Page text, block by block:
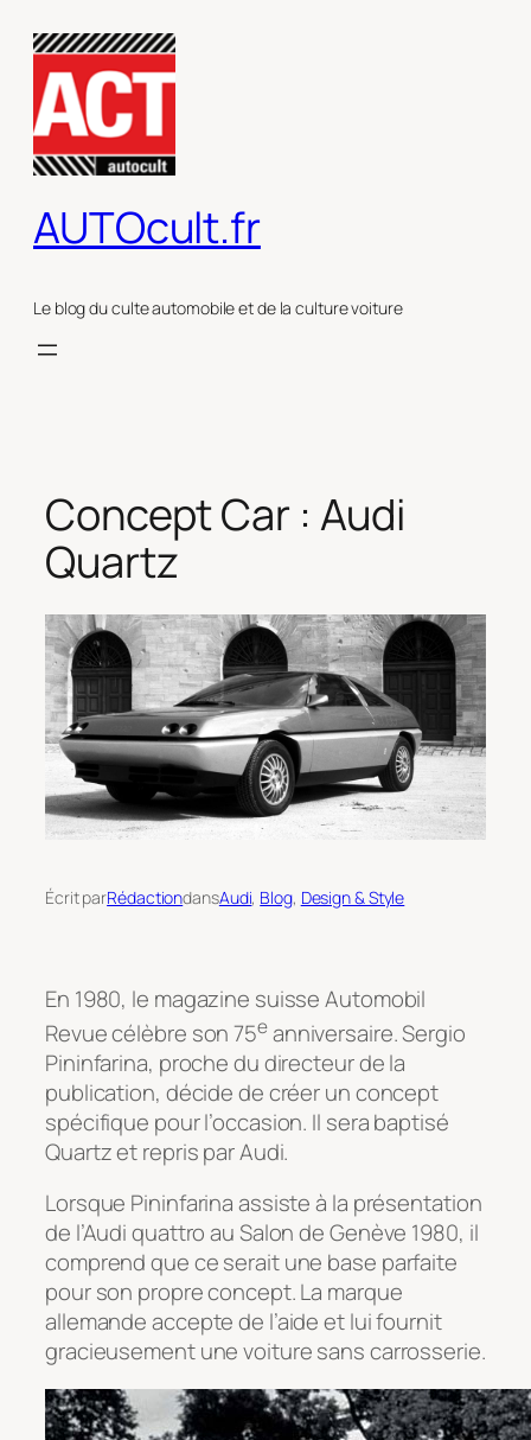
contenu
AUTOcult.fr
Le blog du culte automobile et de la culture voiture
Concept Car : Audi
Quartz
Écrit parRédactiondansAudi, Blog, Design & Style
En 1980, le magazine suisse Automobil
Revue célèbre son 75eanniversaire. Sergio
Pininfarina, proche du directeur de la
publication, décide de créer un concept
spécifique pour l’occasion. Il sera baptisé
Quartz et repris par Audi.
Lorsque Pininfarina assiste à la présentation
de l’Audi quattro au Salon de Genève 1980, il
comprend que ce serait une base parfaite
pour son propre concept. La marque
allemande accepte de l’aide et lui fournit
gracieusement une voiture sans carrosserie.